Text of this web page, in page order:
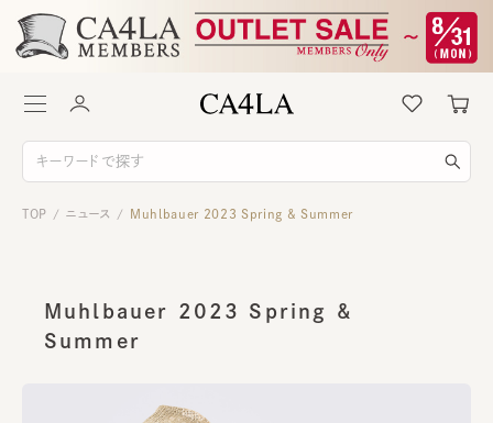
TOP / ニュース / Muhlbauer 2023 Spring & Summer
Muhlbauer 2023 Spring &
Summer